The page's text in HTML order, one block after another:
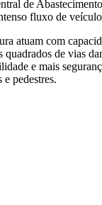
de
fluxo de
atuam com
quadrados de vias
e mais
pedestres.